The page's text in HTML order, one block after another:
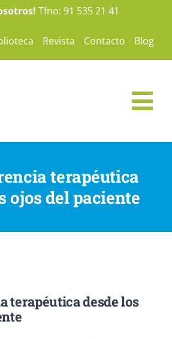
Tfno: 91 535 21 41
Revista Contacto Blog
terapéutica
ojos del paciente
terapéutica desde los